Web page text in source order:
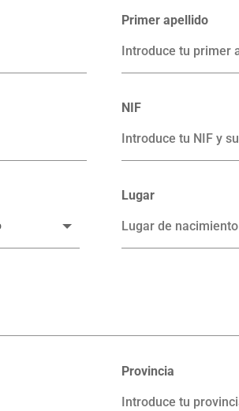
Primer apellido
NIF
Lugar
Provincia